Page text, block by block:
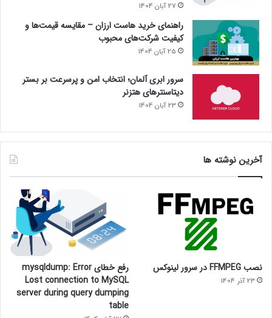
27 آبان 1404
راهنمای خرید هاست ارزان – مقایسه قیمت‌ها و
کیفیت شرکت‌های محبوب
25 آبان 1404
سرور ابری آلمان؛ انتخاب امن و پرسرعت بر بستر
دیتاسنترهای هتزنر
23 آبان 1404
آخرین نوشته ها
نصب FFMPEG در سرور لینوکس
23 آذر 1404
رفع خطای mysqldump: Error
Lost connection to MySQL
server during query dumping
table